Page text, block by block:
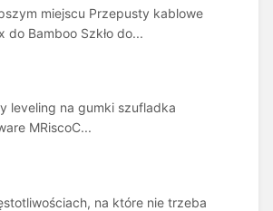
miejscu Przepusty kablowe
Bamboo Szkło do...
leveling na gumki szufladka
MRiscoC...
na które nie trzeba